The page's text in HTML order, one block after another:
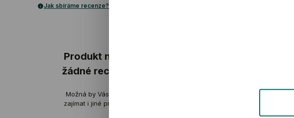
Jak sbíráme recenze?
Produkt nemá
žádné recenze
Možná by Vás mohly
zajímat i jiné produkty